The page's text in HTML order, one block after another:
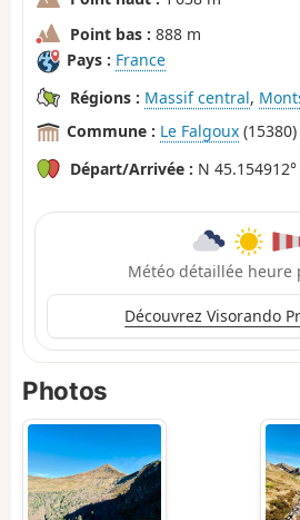
Point bas : 888 m
Pays : France
Régions : Massif central,
Commune : Le Falgoux (15380)
Départ/Arrivée : N
Météo détaillée heure
Découvrez Visorando
Photos